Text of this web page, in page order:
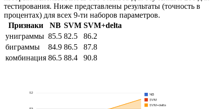
тестирования. Ниже представлены результаты (точность в
процентах) для всех 9-ти наборов параметров.
Признаки
NB SVM SVM+delta
униграммы 85.5 82.5
86.2
биграммы
84.9 86.5
87.8
комбинация 86.5 88.4 90.8